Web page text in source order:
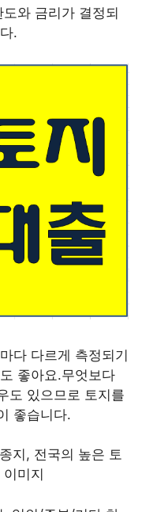
와 금리가 결정되
.
다 다르게 측정되기
좋아요.무엇보다
도 있으므로 토지를
좋습니다.